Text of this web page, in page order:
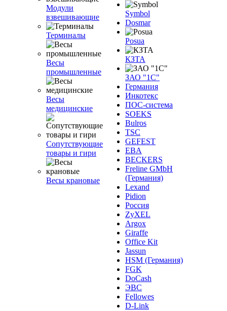
Модули
взвешивающие
Терминалы
Весы
промышленные
Весы
медицинские
Сопутствующие
товары и гири
Весы крановые
Symbol
Dosmar
Posua
КЗТА
ЗАО "1С"
Германия
Инкотекс
ПОС-система
SOEKS
Bulros
TSC
GEFEST
EBA
BECKERS
Freline GMbH
(Германия)
Lexand
Pidion
Россия
ZyXEL
Argox
Giraffe
Office Kit
Jassun
HSM (Германия)
FGK
DoCash
ЭВС
Fellowes
D-Link